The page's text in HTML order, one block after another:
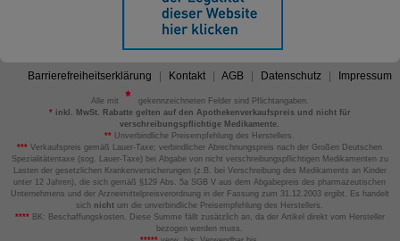
Barrierefreiheitserklärung Kontakt AGB Datenschutz Impressum
Alle mit
gekennzeichneten Felder sind Pflichtangaben.
*inkl. MwSt. Rabatte gelten auf den Apothekenverkaufspreis und nicht für
verschreibungspflichtige Medikamente.
** Unverbindliche Preisempfehlung des Herstellers.
*** Verkaufspreis gemäß Lauer-Taxe; verbindlicher Abrechnungspreis nach der Großen Deutschen
Spezialitätentaxe (sog. Lauer-Taxe) bei Abgabe von nicht verschreibungspflichtigen Medikamenten zu
Lasten der gesetzlichen Krankenversicherungen (z.B. bei Verschreibung des Medikaments an Kinder
unter 12 Jahren), die sich gemäß §129 Abs. 5a SGB V aus dem Abgabepreis des pharmazeutischen
Unternehmens und der Arzneimittelpreisverordnung in der Fassung zum 31.12.2003 ergibt. Es handelt
sich nicht um die unverbindliche Preisempfehlung des Herstellers.
****BK: Beschaffungskosten. Diese Summe fällt zusätzlich an, da der Artikel direkt vom Hersteller
bezogen werden muss.